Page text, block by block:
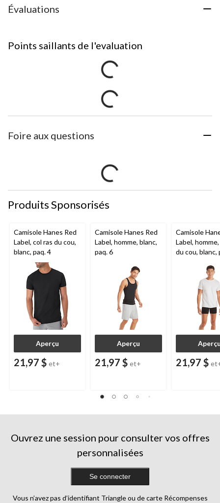
Évaluations
Points saillants de l'evaluation
Foire aux questions
Produits Sponsorisés
Camisole Hanes Red
Label, col ras du cou,
blanc, paq. 4
Aperçu
21,97 $ et+
Camisole Hanes Red
Label, homme, blanc,
paq. 6
Aperçu
21,97 $ et+
Camisole
Label,
du cou, blanc,
21,97 $
Ouvrez une session pour consulter vos offres
personnalisées
Se connecter
Vous n’avez pas d’identifiant Triangle ou de carte Récompenses